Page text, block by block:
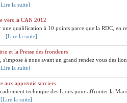
la suite]
vers la CAN 2012
qualification à 10 points parce que la RDC, en
[Lire la suite]
et la Presse des frondeurs
à nous avant un grand rendez vous des
la suite]
aux apprentis sorciers
technique des Lions pour affronter la
[Lire la suite]